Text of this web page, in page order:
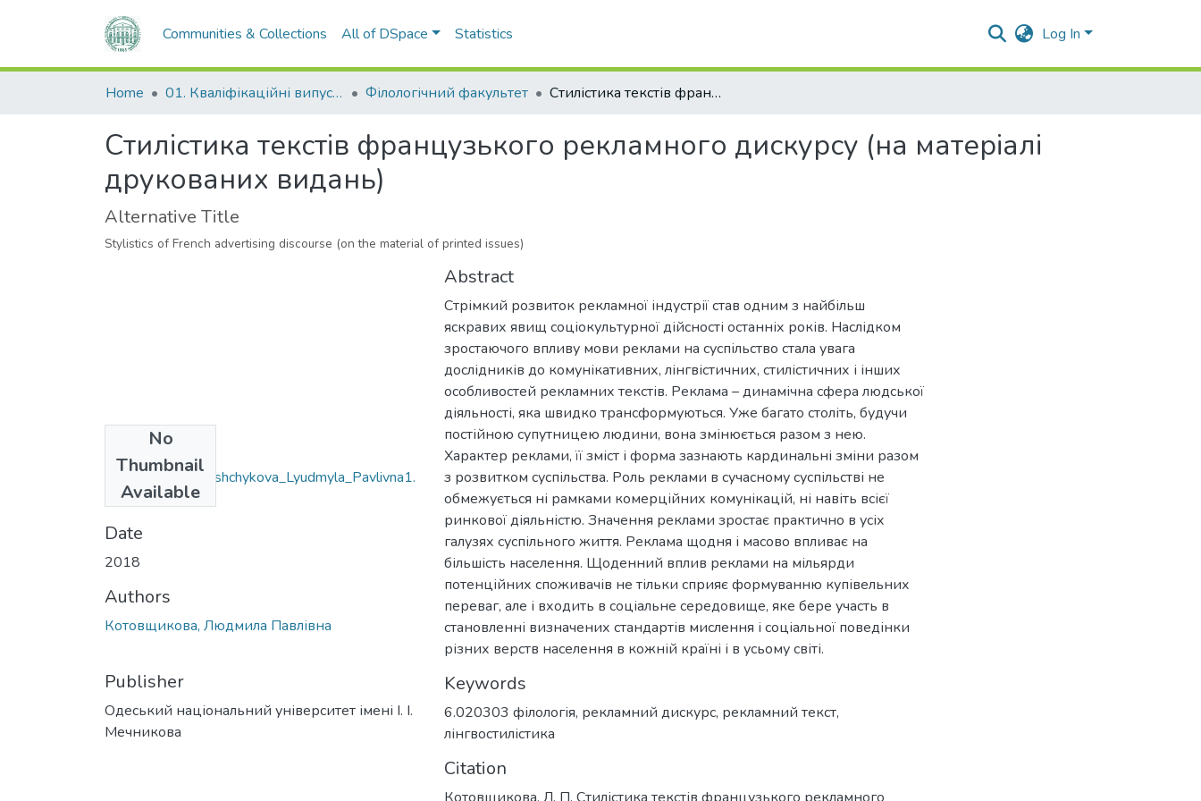
Communities & Collections All of DSpace Statistics Log In
Home 01. Кваліфікаційні випускні роботи здобувачів вищої освіти Філологічний факультет Стилістика текстів французького рекламного дискурсу (на матеріалі друкованих видань)
Стилістика текстів французького рекламного дискурсу (на матеріалі
друкованих видань)
Alternative Title
Stylistics of French advertising discourse (on the material of printed issues)
No
Thumbnail
Available
6.020303_Kotovshchykova_Lyudmyla_Pavlivna1.
doc(94 KB)
Date
2018
Authors
Котовщикова, Людмила Павлівна
Publisher
Одеський національний університет імені І. І.
Мечникова
Abstract
Стрімкий розвиток рекламної індустрії став одним з найбільш
яскравих явищ соціокультурної дійсності останніх років. Наслідком
зростаючого впливу мови реклами на суспільство стала увага
дослідників до комунікативних, лінгвістичних, стилістичних і інших
особливостей рекламних текстів. Реклама – динамічна сфера людської
діяльності, яка швидко трансформуються. Уже багато століть, будучи
постійною супутницею людини, вона змінюється разом з нею.
Характер реклами, її зміст і форма зазнають кардинальні зміни разом
з розвитком суспільства. Роль реклами в сучасному суспільстві не
обмежується ні рамками комерційних комунікацій, ні навіть всієї
ринкової діяльністю. Значення реклами зростає практично в усіх
галузях суспільного життя. Реклама щодня і масово впливає на
більшість населення. Щоденний вплив реклами на мільярди
потенційних споживачів не тільки сприяє формуванню купівельних
переваг, але і входить в соціальне середовище, яке бере участь в
становленні визначених стандартів мислення і соціальної поведінки
різних верств населення в кожній країні і в усьому світі.
Keywords
6.020303 філологія, рекламний дискурс, рекламний текст,
лінгвостилістика
Citation